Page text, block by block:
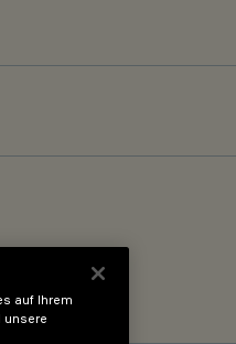
auf Ihrem
unsere